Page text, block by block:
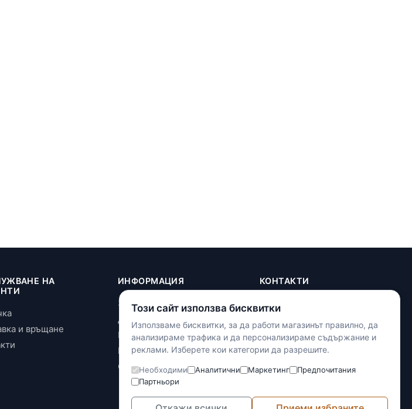
НА
и връщане
ИНФОРМАЦИЯ
За нас
Доставка
Поверителност
Бисквитки
Общи условия
КОНТАКТИ
улица Панайот Волов 42,
Шумен
Наложен платеж
Този сайт използва бисквитки
Използваме бисквитки, за да работи магазинът правилно, да
анализираме трафика и да персонализираме съдържание и
реклами. Изберете кои категории да разрешите.
Необходими Аналитични Маркетинг
Предпочитания
Партньори